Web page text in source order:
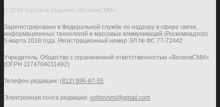
© 2018 Сетевое издание «ВолховСМИ»
Зарегистрировано в Федеральной службе по надзору в сфере связи,
информационных технологий и массовых коммуникаций (Роскомнадзор)
5 марта 2018 года. Регистрационный номер ЭЛ № ФС 77-72442
Учредитель: Общество с ограниченной ответственностью «ВолховСМИ»
(ОГРН 1174704011492)
Телефон редакции: (812) 996-87-55
Электронная почта редакции: volhovsmi@gmail.com